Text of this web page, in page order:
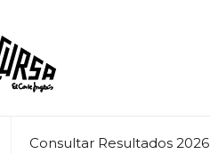
Consultar Resultados 2026